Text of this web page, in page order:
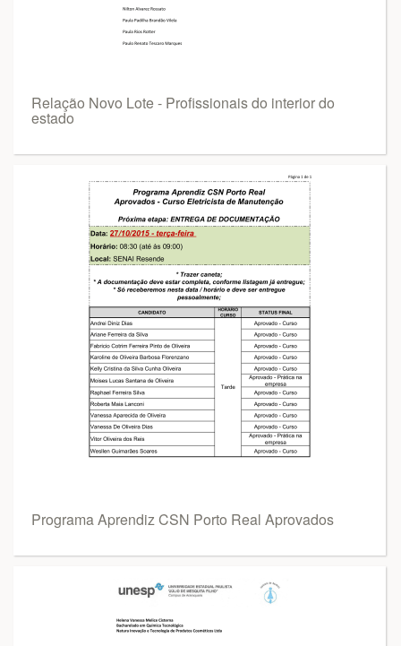
Relação Novo Lote - Profissionais do interior do
estado
Programa Aprendiz CSN Porto Real Aprovados